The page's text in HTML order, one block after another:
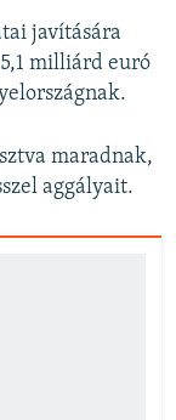
javítására
milliárd euró
maradnak,
aggályait.